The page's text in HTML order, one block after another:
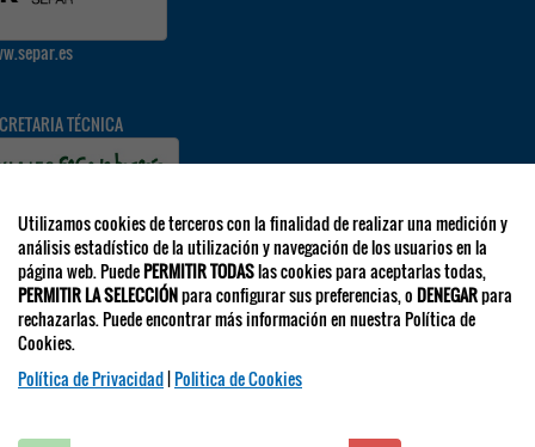
TÉCNICA
EMAIL
y expo.comercial:separ.expo@viajeseci.es
separ.alojamiento@viajeseci.es
Utilizamos cookies de terceros con la finalidad de realizar una medición y
análisis estadístico de la utilización y navegación de los usuarios en la
página web. PuedePERMITIR TODASlas cookies para aceptarlas todas,
PERMITIR LA SELECCIÓNpara configurar sus preferencias, oDENEGARpara
rechazarlas. Puede encontrar más información en nuestra Política de
Cookies.
Política de Privacidad|Politica de Cookies